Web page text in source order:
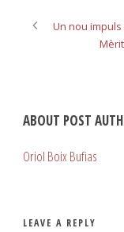
Un nou
ABOUT POST
Oriol Boix Bufias
LEAVE A REPLY